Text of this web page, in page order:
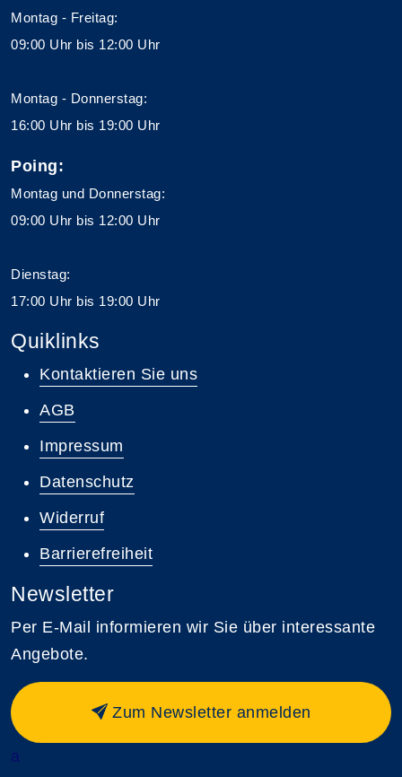
Montag - Freitag:
09:00 Uhr bis 12:00 Uhr
Montag - Donnerstag:
16:00 Uhr bis 19:00 Uhr
Poing:
Montag und Donnerstag:
09:00 Uhr bis 12:00 Uhr
Dienstag:
17:00 Uhr bis 19:00 Uhr
Quiklinks
Kontaktieren Sie uns
AGB
Impressum
Datenschutz
Widerruf
Barrierefreiheit
Newsletter
Per E-Mail informieren wir Sie über interessante
Angebote.
Zum Newsletter anmelden
a